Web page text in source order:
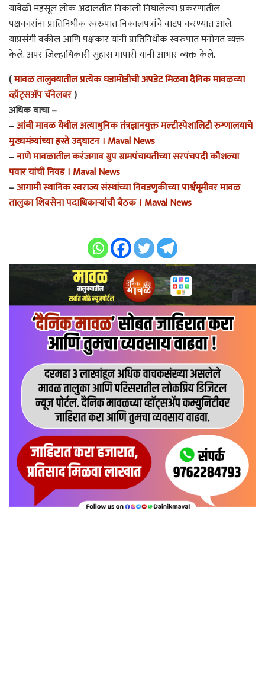
यावेळी महसूल लोक अदालतीत निकाली निघालेल्या प्रकरणातील
पक्षकारांना प्रातिनिधीक स्वरुपात निकालपत्रांचे वाटप करण्यात आले.
याप्रसंगी वकील आणि पक्षकार यांनी प्रातिनिधीक स्वरुपात मनोगत व्यक्त
केले. अपर जिल्हाधिकारी सुहास मापारी यांनी आभार व्यक्त केले.
(मावळ तालुक्यातील प्रत्येक घडामोडीची अपडेट मिळवा दैनिक मावळच्या
व्हॉट्सअ‍ॅप चॅनेलवर)
अधिक वाचा –
–आंबी मावळ येथील अत्याधुनिक तंत्रज्ञानयुक्त मल्टीस्पेशालिटी रुग्णालयाचे
मुख्यमंत्र्यांच्या हस्ते उद्घाटन । Maval News
–नाणे मावळातील करंजगाव ग्रुप ग्रामपंचायतीच्या सरपंचपदी कौशल्या
पवार यांची निवड । Maval News
–आगामी स्थानिक स्वराज्य संस्थांच्या निवडणुकीच्या पार्श्वभूमीवर मावळ
तालुका शिवसेना पदाधिकाऱ्यांची बैठक । Maval News